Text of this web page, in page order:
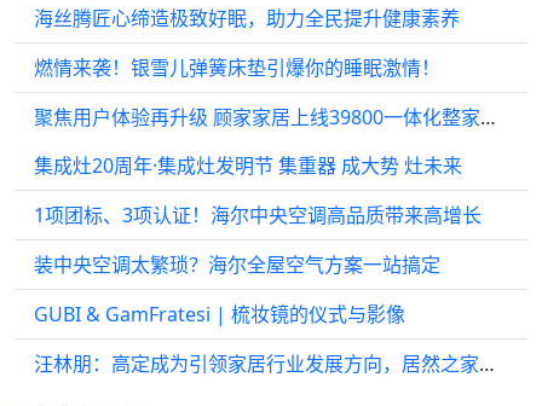
海丝腾匠心缔造极致好眠，助力全民提升健康素养
燃情来袭！银雪儿弹簧床垫引爆你的睡眠激情！
聚焦用户体验再升级 顾家家居上线39800一体化整家套餐2.0版
集成灶20周年·集成灶发明节 集重器 成大势 灶未来
1项团标、3项认证！海尔中央空调高品质带来高增长
装中央空调太繁琐？海尔全屋空气方案一站搞定
GUBI & GamFratesi | 梳妆镜的仪式与影像
汪林朋：高定成为引领家居行业发展方向，居然之家将以产业服务平台角色重点赋能